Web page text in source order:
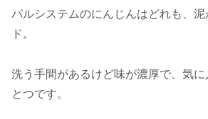
パルシステムのにんじんはどれも、
ド 。
洗う手間があるけど味が濃厚で、気
とつです。